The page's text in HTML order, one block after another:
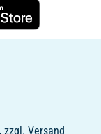
Versand